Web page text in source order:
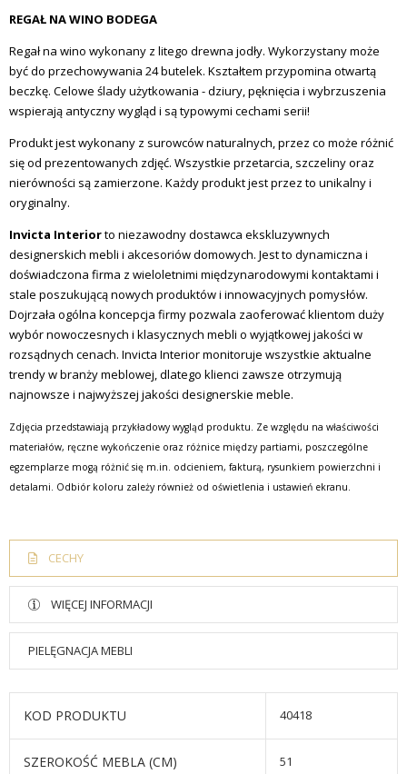
REGAŁ NA WINO BODEGA
Regał na wino wykonany z litego drewna jodły. Wykorzystany może
być do przechowywania 24 butelek. Kształtem przypomina otwartą
beczkę. Celowe ślady użytkowania - dziury, pęknięcia i wybrzuszenia
wspierają antyczny wygląd i są typowymi cechami serii!
Produkt jest wykonany z surowców naturalnych, przez co może różnić
się od prezentowanych zdjęć. Wszystkie przetarcia, szczeliny oraz
nierówności są zamierzone. Każdy produkt jest przez to unikalny i
oryginalny.
Invicta Interiorto niezawodny dostawca ekskluzywnych
designerskich mebli i akcesoriów domowych. Jest to dynamiczna i
doświadczona firma z wieloletnimi międzynarodowymi kontaktami i
stale poszukującą nowych produktów i innowacyjnych pomysłów.
Dojrzała ogólna koncepcja firmy pozwala zaoferować klientom duży
wybór nowoczesnych i klasycznych mebli o wyjątkowej jakości w
rozsądnych cenach. Invicta Interior monitoruje wszystkie aktualne
trendy w branży meblowej, dlatego klienci zawsze otrzymują
najnowsze i najwyższej jakości designerskie meble.
Zdjęcia przedstawiają przykładowy wygląd produktu. Ze względu na właściwości
materiałów, ręczne wykończenie oraz różnice między partiami, poszczególne
egzemplarze mogą różnić się m.in. odcieniem, fakturą, rysunkiem powierzchni i
detalami. Odbiór koloru zależy również od oświetlenia i ustawień ekranu.
CECHY
WIĘCEJ INFORMACJI
PIELĘGNACJA MEBLI
KOD PRODUKTU 40418
SZEROKOŚĆ MEBLA (CM) 51